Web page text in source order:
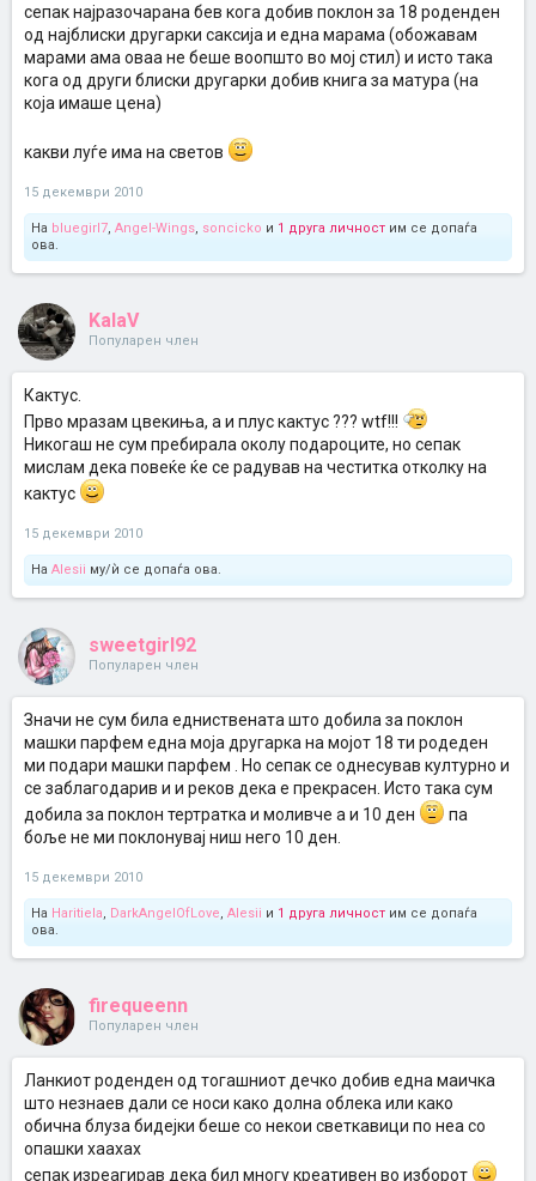
сепак најразочарана бев кога добив поклон за 18 роденден
од најблиски другарки саксија и една марама (обожавам
марами ама оваа не беше воопшто во мој стил) и исто така
кога од други блиски другарки добив книга за матура (на
која имаше цена)
какви луѓе има на светов
15 декември 2010
На bluegirl7, Angel-Wings, soncicko и 1 друга личност им се допаѓа
ова.
KalaV
Популарен член
Кактус.
Прво мразам цвекиња, а и плус кактус ??? wtf!!!
Никогаш не сум пребирала околу подароците, но сепак
мислам дека повеќе ќе се радував на честитка отколку на
кактус
15 декември 2010
На Alesii му/ѝ се допаѓа ова.
sweetgirl92
Популарен член
Значи не сум била едниствената што добила за поклон
машки парфем една моја другарка на мојот 18 ти родеден
ми подари машки парфем . Но сепак се однесував културно и
се заблагодарив и и реков дека е прекрасен. Исто така сум
добила за поклон тертратка и моливче а и 10 ден
па
боље не ми поклонувај ниш него 10 ден.
15 декември 2010
На Haritiela, DarkAngelOfLove, Alesii и 1 друга личност им се допаѓа
ова.
firequeenn
Популарен член
Ланкиот роденден од тогашниот дечко добив една маичка
што незнаев дали се носи како долна облека или како
обична блуза бидејки беше со некои светкавици по неа со
опашки хаахах
сепак изреагирав дека бил многу креативен во изборот